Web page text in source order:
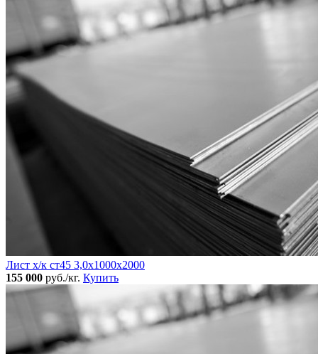
Лист х/к ст45 3,0х1000х2000
155 000 руб./кг. Купить